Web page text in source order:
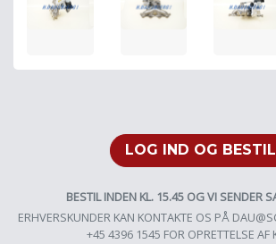
LOG IND OG BESTIL
BESTIL INDEN KL. 15.45 OG VI SENDER
ERHVERSKUNDER KAN KONTAKTE OS PÅ
+45 4396 1545 FOR OPRETTELSE AF